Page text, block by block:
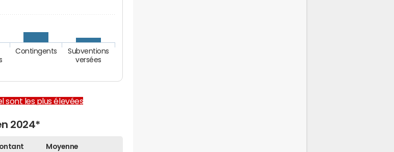
Contingents
Subventions
versées
sont les plus élevées
2024*
Moyenne